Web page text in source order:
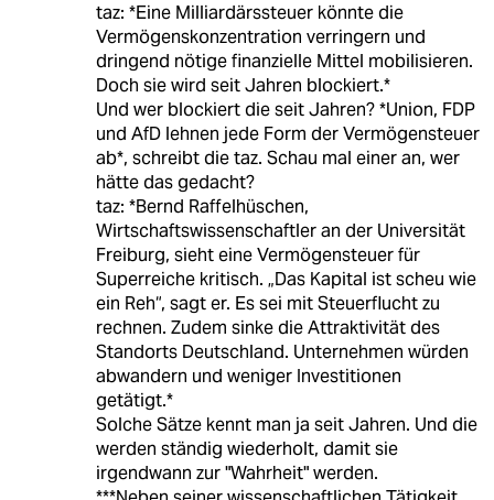
taz: *Eine Milliardärssteuer könnte die
Vermögenskonzentration verringern und
dringend nötige finanzielle Mittel mobilisieren.
Doch sie wird seit Jahren blockiert.*
Und wer blockiert die seit Jahren? *Union, FDP
und AfD lehnen jede Form der Vermögensteuer
ab*, schreibt die taz. Schau mal einer an, wer
hätte das gedacht?
taz: *Bernd Raffelhüschen,
Wirtschaftswissenschaftler an der Universität
Freiburg, sieht eine Vermögensteuer für
Superreiche kritisch. „Das Kapital ist scheu wie
ein Reh“, sagt er. Es sei mit Steuerflucht zu
rechnen. Zudem sinke die Attraktivität des
Standorts Deutschland. Unternehmen würden
abwandern und weniger Investitionen
getätigt.*
Solche Sätze kennt man ja seit Jahren. Und die
werden ständig wiederholt, damit sie
irgendwann zur "Wahrheit" werden.